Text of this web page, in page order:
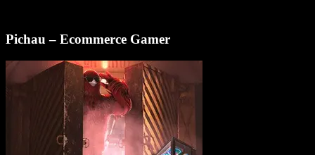
Pichau – Ecommerce Gamer